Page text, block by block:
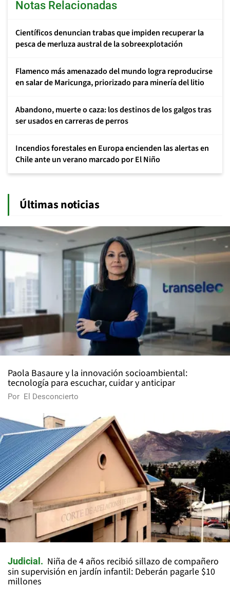
Notas Relacionadas
Científicos denuncian trabas que impiden recuperar la
pesca de merluza austral de la sobreexplotación
Flamenco más amenazado del mundo logra reproducirse
en salar de Maricunga, priorizado para minería del litio
Abandono, muerte o caza: los destinos de los galgos tras
ser usados en carreras de perros
Incendios forestales en Europa encienden las alertas en
Chile ante un verano marcado por El Niño
Últimas noticias
Paola Basaure y la innovación socioambiental:
tecnología para escuchar, cuidar y anticipar
Por El Desconcierto
Judicial
Niña de 4 años recibió sillazo de compañero
sin supervisión en jardín infantil: Deberán pagarle $10
millones